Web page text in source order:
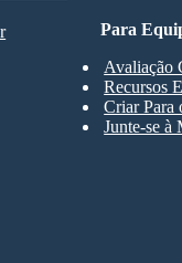
Para
Avaliação
Recursos
Criar Para
Junte-se à